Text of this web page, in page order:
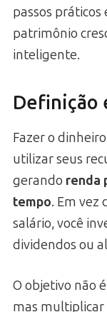
passos práticos
patrimônio
inteligente.
Definição
Fazer o
utilizar seus
gerando renda
tempo. Em vez
salário, você
dividendos ou
O objetivo não
mas multiplicar